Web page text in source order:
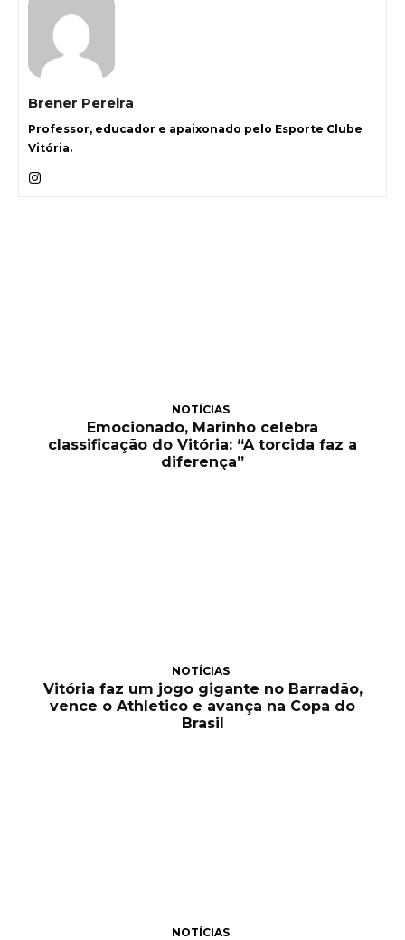
Brener Pereira
Professor, educador e apaixonado pelo Esporte Clube
Vitória.
NOTÍCIAS
Emocionado, Marinho celebra
classificação do Vitória: “A torcida faz a
diferença”
NOTÍCIAS
Vitória faz um jogo gigante no Barradão,
vence o Athletico e avança na Copa do
Brasil
NOTÍCIAS